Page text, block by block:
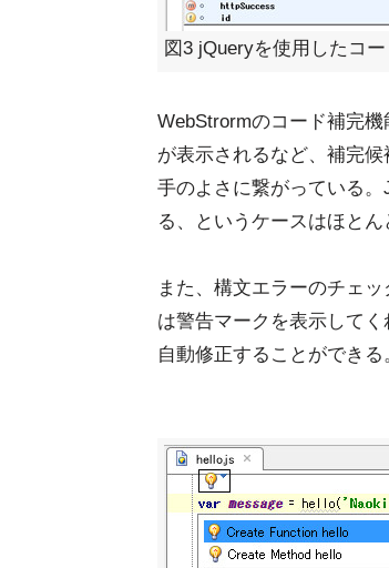
図3 jQueryを使用したコ
WebStrormのコード補完
が表示されるなど、補完
手のよさに繋がっている
る、というケースはほとん
また、構文エラーのチェ
は警告マークを表示して
自動修正することができる